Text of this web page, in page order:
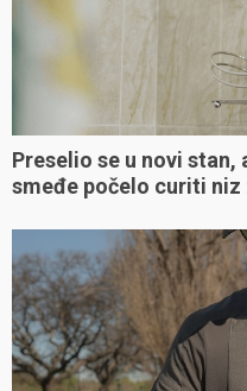
Preselio se u novi
smeđe počelo curiti